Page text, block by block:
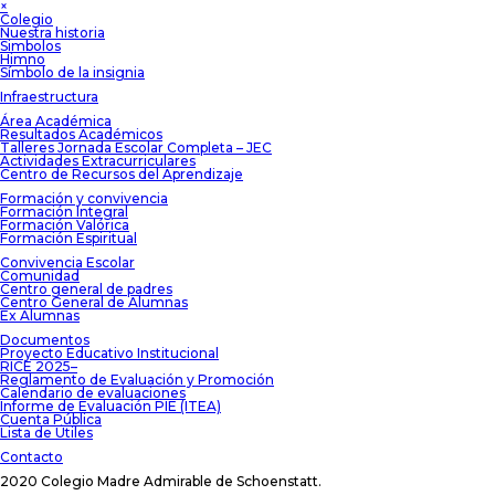
×
Colegio
Nuestra historia
Simbolos
Himno
Símbolo de la insignia
Infraestructura
Área Académica
Resultados Académicos
Talleres Jornada Escolar Completa – JEC
Actividades Extracurriculares
Centro de Recursos del Aprendizaje
Formación y convivencia
Formación Integral
Formación Valórica
Formación Espiritual
Convivencia Escolar
Comunidad
Centro general de padres
Centro General de Alumnas
Ex Alumnas
Documentos
Proyecto Educativo Institucional
RICE 2025–
Reglamento de Evaluación y Promoción
Calendario de evaluaciones
Informe de Evaluación PIE (ITEA)
Cuenta Pública
Lista de Útiles
Contacto
2020 Colegio Madre Admirable de Schoenstatt.